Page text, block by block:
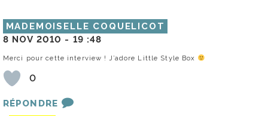
MADEMOISELLE COQUELICOT
8 NOV 2010 - 19 :48
Merci pour cette interview ! J’adore Little Style Box
0
RÉPONDRE